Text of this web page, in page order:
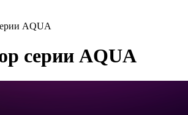
AQUA
серии AQUA